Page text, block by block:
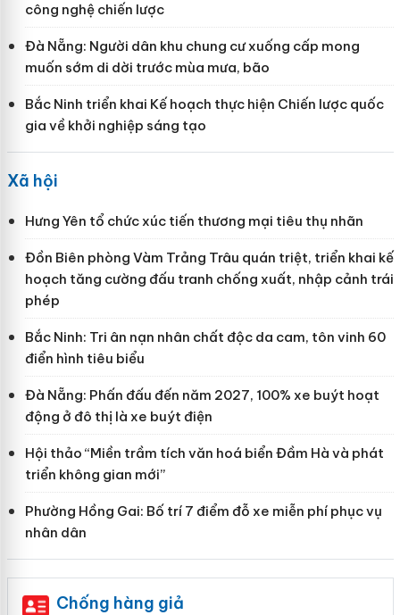
công nghệ chiến lược
Đà Nẵng: Người dân khu chung cư xuống cấp mong
muốn sớm di dời trước mùa mưa, bão
Bắc Ninh triển khai Kế hoạch thực hiện Chiến lược quốc
gia về khởi nghiệp sáng tạo
Xã hội
Hưng Yên tổ chức xúc tiến thương mại tiêu thụ nhãn
Đồn Biên phòng Vàm Trảng Trâu quán triệt, triển khai kế
hoạch tăng cường đấu tranh chống xuất, nhập cảnh trái
phép
Bắc Ninh: Tri ân nạn nhân chất độc da cam, tôn vinh 60
điển hình tiêu biểu
Đà Nẵng: Phấn đấu đến năm 2027, 100% xe buýt hoạt
động ở đô thị là xe buýt điện
Hội thảo “Miền trầm tích văn hoá biển Đầm Hà và phát
triển không gian mới”
Phường Hồng Gai: Bố trí 7 điểm đỗ xe miễn phí phục vụ
nhân dân
Chống hàng giả